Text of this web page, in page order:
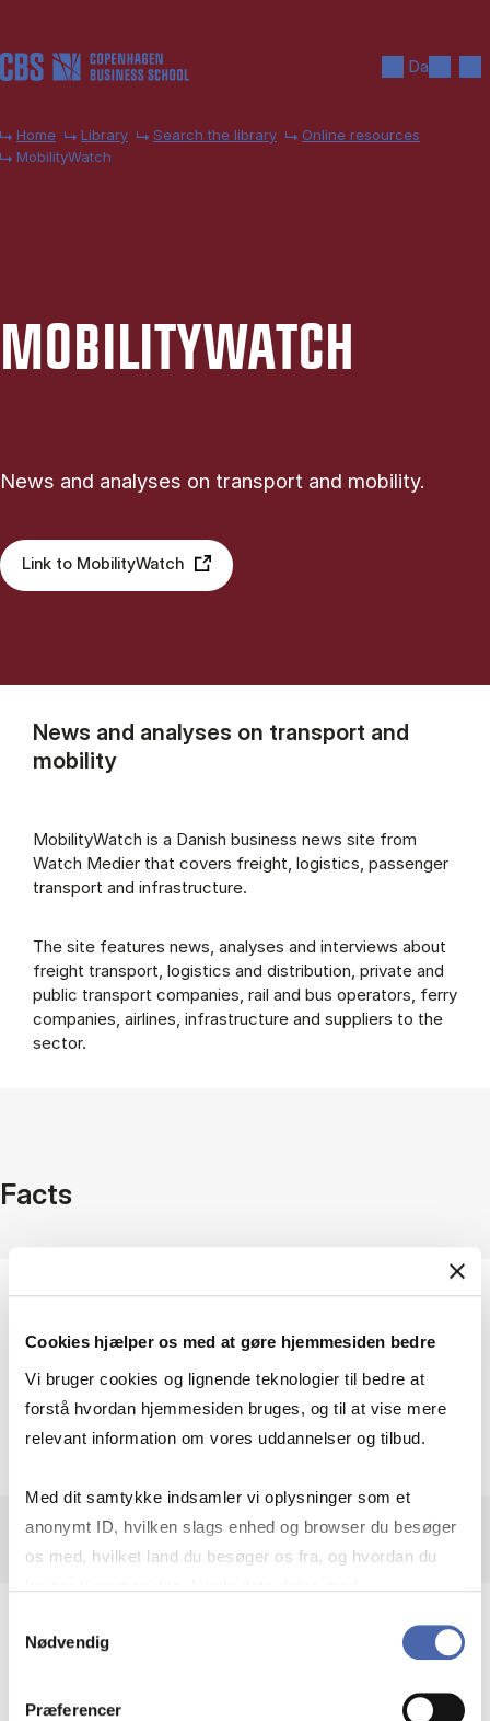
Cookies hjælper os med at gøre hjemmesiden bedre
Vi bruger cookies og lignende teknologier til bedre at
forstå hvordan hjemmesiden bruges, og til at vise mere
relevant information om vores uddannelser og tilbud.
Med dit samtykke indsamler vi oplysninger som et
anonymt ID, hvilken slags enhed og browser du besøger
os med, hvilket land du besøger os fra, og hvordan du
markedsføring. Du bestemmer selv - og kan altid trække
Nødvendig
Præferencer
Da
Home Library Search the library
Online resources
MobilityWatch
MO­BIL­ITY­WATCH
News and analyses on transport and mobility.
Link to MobilityWatch
News and analyses on transport and
mobility
MobilityWatch is a Danish business news site from
Watch Medier that covers freight, logistics, passenger
transport and infrastructure.
The site features news, analyses and interviews about
freight transport, logistics and distribution, private and
public transport companies, rail and bus operators, ferry
companies, airlines, infrastructure and suppliers to the
sector.
Facts
Coverage
Denmark
On campus + remote access
Provider
JP/Politikens Hus
Subjects
Industries